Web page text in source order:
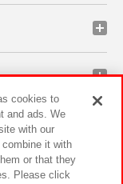
cookies to
and ads. We
with our
it with
or that they
Please click